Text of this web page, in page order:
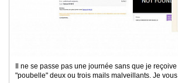
Il ne se passe pas une journée sans que je
"poubelle" deux ou trois mails malveillants. Je